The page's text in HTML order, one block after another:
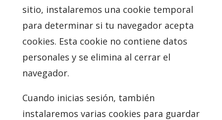
sitio, instalaremos una cookie temporal
para determinar si tu navegador acepta
cookies. Esta cookie no contiene datos
personales y se elimina al cerrar el
navegador.
Cuando inicias sesión, también
instalaremos varias cookies para guardar